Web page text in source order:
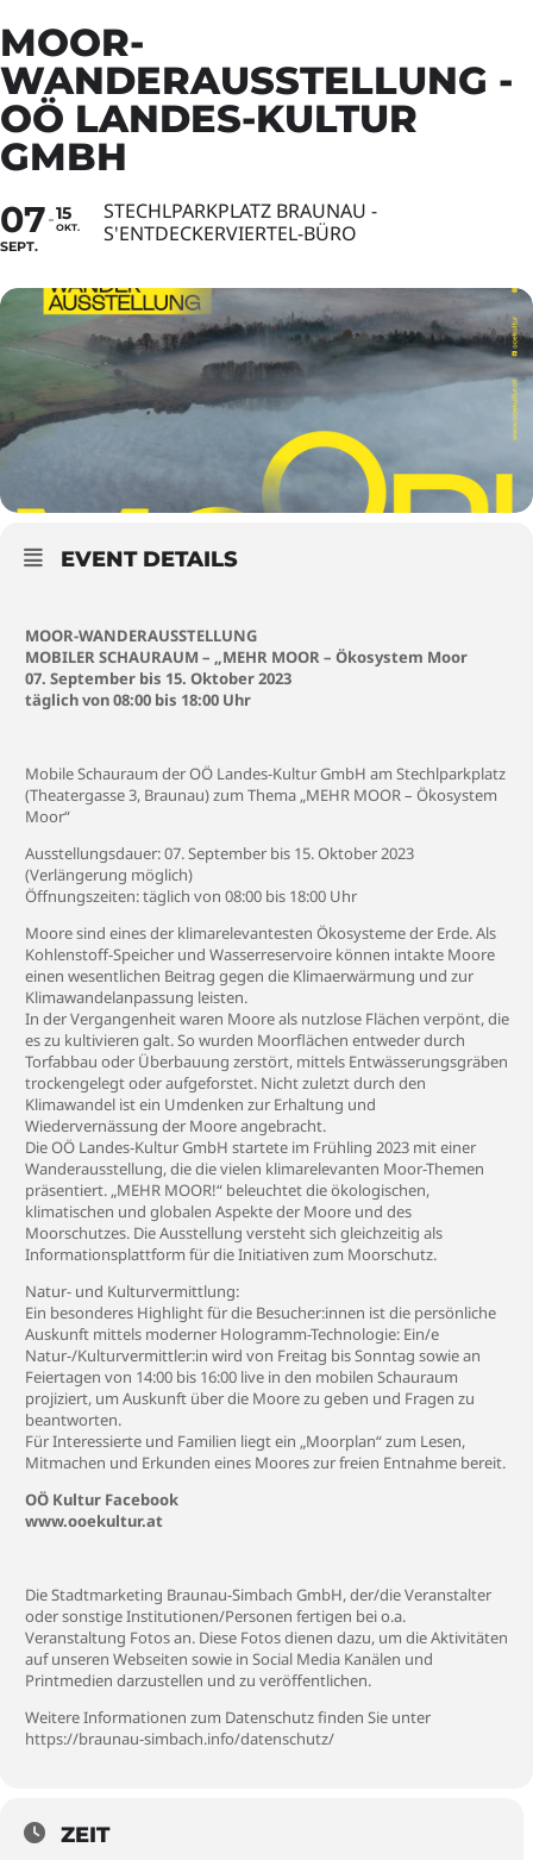
MOOR-
WANDERAUSSTELLUNG -
OÖ LANDES-KULTUR
GMBH
07
SEPT.
15
OKT.
STECHLPARKPLATZ BRAUNAU -
S'ENTDECKERVIERTEL-BÜRO
EVENT DETAILS
MOOR-WANDERAUSSTELLUNG
MOBILER SCHAURAUM – „MEHR MOOR – Ökosystem Moor
07. September bis 15. Oktober 2023
täglich von 08:00 bis 18:00 Uhr
Mobile Schauraum der OÖ Landes-Kultur GmbH am Stechlparkplatz
(Theatergasse 3, Braunau) zum Thema „MEHR MOOR – Ökosystem
Moor“
Ausstellungsdauer: 07. September bis 15. Oktober 2023
(Verlängerung möglich)
Öffnungszeiten: täglich von 08:00 bis 18:00 Uhr
Moore sind eines der klimarelevantesten Ökosysteme der Erde. Als
Kohlenstoff-Speicher und Wasserreservoire können intakte Moore
einen wesentlichen Beitrag gegen die Klimaerwärmung und zur
Klimawandelanpassung leisten.
In der Vergangenheit waren Moore als nutzlose Flächen verpönt, die
es zu kultivieren galt. So wurden Moorflächen entweder durch
Torfabbau oder Überbauung zerstört, mittels Entwässerungsgräben
trockengelegt oder aufgeforstet. Nicht zuletzt durch den
Klimawandel ist ein Umdenken zur Erhaltung und
Wiedervernässung der Moore angebracht.
Die OÖ Landes-Kultur GmbH startete im Frühling 2023 mit einer
Wanderausstellung, die die vielen klimarelevanten Moor-Themen
präsentiert. „MEHR MOOR!“ beleuchtet die ökologischen,
klimatischen und globalen Aspekte der Moore und des
Moorschutzes. Die Ausstellung versteht sich gleichzeitig als
Informationsplattform für die Initiativen zum Moorschutz.
Natur- und Kulturvermittlung:
Ein besonderes Highlight für die Besucher:innen ist die persönliche
Auskunft mittels moderner Hologramm-Technologie: Ein/e
Natur-/Kulturvermittler:in wird von Freitag bis Sonntag sowie an
Feiertagen von 14:00 bis 16:00 live in den mobilen Schauraum
projiziert, um Auskunft über die Moore zu geben und Fragen zu
beantworten.
Für Interessierte und Familien liegt ein „Moorplan“ zum Lesen,
Mitmachen und Erkunden eines Moores zur freien Entnahme bereit.
OÖ Kultur Facebook
www.ooekultur.at
Die Stadtmarketing Braunau-Simbach GmbH, der/die Veranstalter
oder sonstige Institutionen/Personen fertigen bei o.a.
Veranstaltung Fotos an. Diese Fotos dienen dazu, um die Aktivitäten
auf unseren Webseiten sowie in Social Media Kanälen und
Printmedien darzustellen und zu veröffentlichen.
Weitere Informationen zum Datenschutz finden Sie unter
https://braunau-simbach.info/datenschutz/
ZEIT